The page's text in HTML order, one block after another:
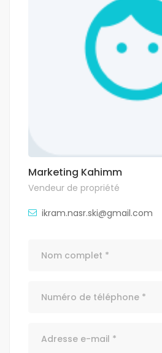
Marketing Kahimm
Vendeur de propriété
ikram.nasr.ski@gmail.com